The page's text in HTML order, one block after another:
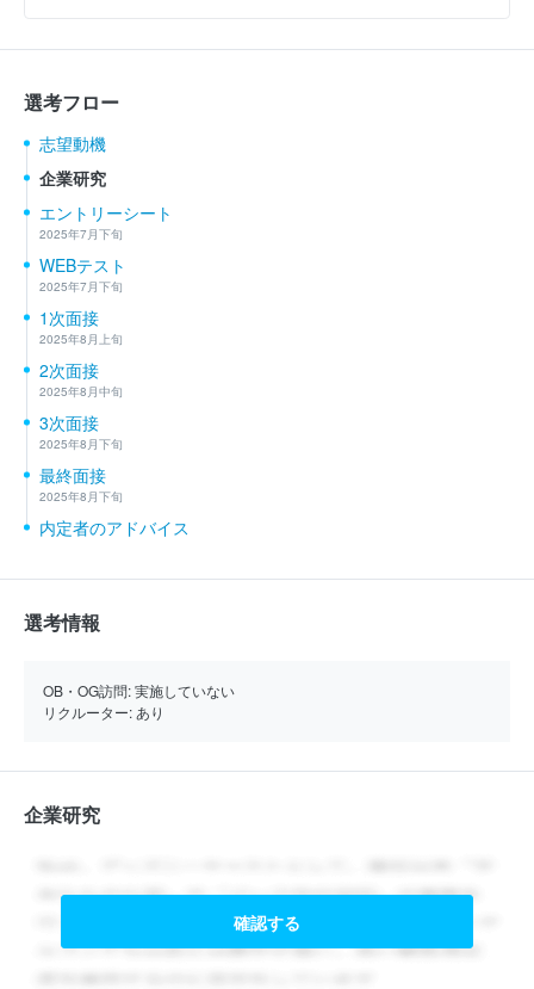
選考フロー
志望動機
企業研究
エントリーシート
2025年7月下旬
WEBテスト
2025年7月下旬
1次面接
2025年8月上旬
2次面接
2025年8月中旬
3次面接
2025年8月下旬
最終面接
2025年8月下旬
内定者のアドバイス
選考情報
OB・OG訪問:実施していない
リクルーター: あり
企業研究
確認する